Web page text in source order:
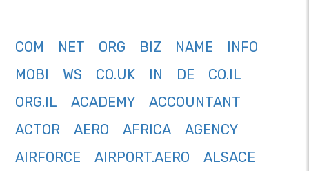
COM NET ORG BIZ NAME
INFO
MOBI
WS CO.UK IN DE
CO.IL
ORG.IL
ACADEMY
ACCOUNTANT
ACTOR
AERO AFRICA
AGENCY
AIRFORCE
AIRPORT.AERO
ALSACE